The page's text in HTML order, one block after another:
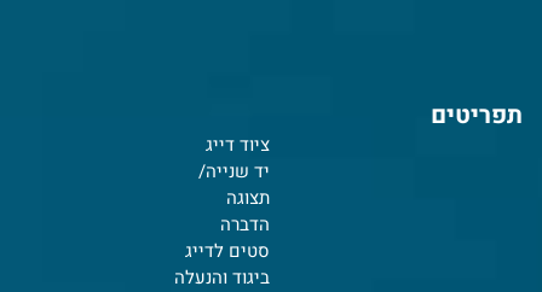
תפריטים
ציוד דייג
יד שנייה/
תצוגה
הדברה
סטים לדייג
ביגוד והנעלה